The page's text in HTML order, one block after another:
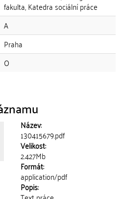
fakulta, Katedra sociální práce
A
Praha
O
Název:
130415679.pdf
Velikost:
2.427Mb
Formát:
application/pdf
Popis: